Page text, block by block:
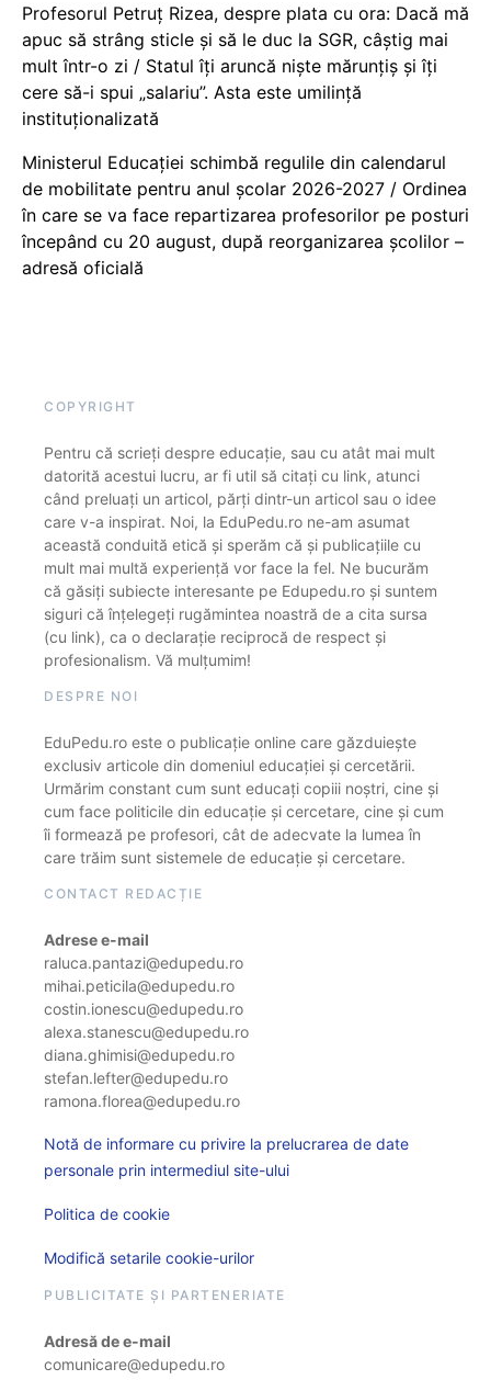
Profesorul Petruț Rizea, despre plata cu ora: Dacă mă
apuc să strâng sticle și să le duc la SGR, câștig mai
mult într-o zi / Statul îți aruncă niște mărunțiș și îți
cere să-i spui „salariu”. Asta este umilință
instituționalizată
Ministerul Educației schimbă regulile din calendarul
de mobilitate pentru anul școlar 2026-2027 / Ordinea
în care se va face repartizarea profesorilor pe posturi
începând cu 20 august, după reorganizarea școlilor –
adresă oficială
COPYRIGHT
Pentru că scrieți despre educație, sau cu atât mai mult
datorită acestui lucru, ar fi util să citați cu link, atunci
când preluați un articol, părți dintr-un articol sau o idee
care v-a inspirat. Noi, la EduPedu.ro ne-am asumat
această conduită etică și sperăm că și publicațiile cu
mult mai multă experiență vor face la fel. Ne bucurăm
că găsiți subiecte interesante pe Edupedu.ro și suntem
siguri că înțelegeți rugămintea noastră de a cita sursa
(cu link), ca o declarație reciprocă de respect și
profesionalism. Vă mulțumim!
DESPRE NOI
EduPedu.ro este o publicație online care găzduiește
exclusiv articole din domeniul educației și cercetării.
Urmărim constant cum sunt educați copiii noștri, cine și
cum face politicile din educație și cercetare, cine și cum
îi formează pe profesori, cât de adecvate la lumea în
care trăim sunt sistemele de educație și cercetare.
CONTACT REDACȚIE
Adrese e-mail
raluca.pantazi@edupedu.ro
mihai.peticila@edupedu.ro
costin.ionescu@edupedu.ro
alexa.stanescu@edupedu.ro
diana.ghimisi@edupedu.ro
stefan.lefter@edupedu.ro
ramona.florea@edupedu.ro
Notă de informare cu privire la prelucrarea de date
personale prin intermediul site-ului
Politica de cookie
Modifică setarile cookie-urilor
PUBLICITATE ȘI PARTENERIATE
Adresă de e-mail
comunicare@edupedu.ro